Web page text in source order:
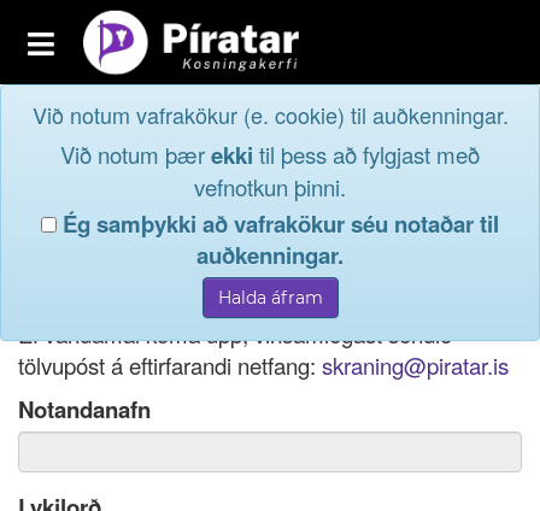
Toggle
navigation
Aðildarfélög
Innskrá
Við notum vafrakökur (e. cookie) til auðkenningar.
Við notum þærekki til þess að fylgjast með
vefnotkun þinni.
Ég samþykki að vafrakökur séu notaðar til
auðkenningar.
Innskráog taktu þátt í
lýðræðinu...
Ef þú hefur gleymt notendanafni þínu, þá má einnig
nota netfang eða kennitölu til innskráningar.
Ef vandamál koma upp, vinsamlegast sendið
tölvupóst á eftirfarandi netfang: skraning@piratar.is
Notandanafn